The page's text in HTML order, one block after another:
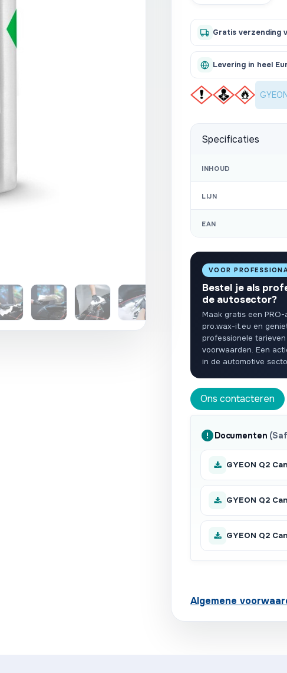
Gratis verzending
Levering in heel
Specificaties
INHOUD
LIJN
EAN
VOOR
Bestel je als
de autosector?
Maak gratis een
pro.wax-it.eu en
professionele
voorwaarden. Een
in de automotive
Ons contacteren
Documenten
GYEON Q2
GYEON Q2
GYEON Q2
Algemene